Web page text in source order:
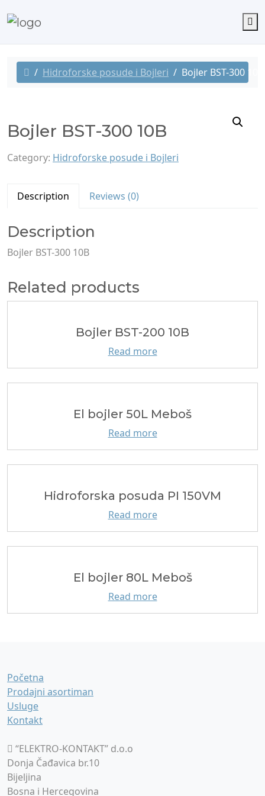
Hidroforske posude i Bojleri Bojler BST-300 10B
Bojler BST-300 10B
Category: Hidroforske posude i Bojleri
Description Reviews (0)
Description
Bojler BST-300 10B
Related products
Bojler BST-200 10B
Read more
El bojler 50L Meboš
Read more
Hidroforska posuda PI 150VM
Read more
El bojler 80L Meboš
Read more
Početna
Prodajni asortiman
Usluge
Kontakt
“ELEKTRO-KONTAKT” d.o.o
Donja Čađavica br.10
Bijeljina
Bosna i Hercegovina